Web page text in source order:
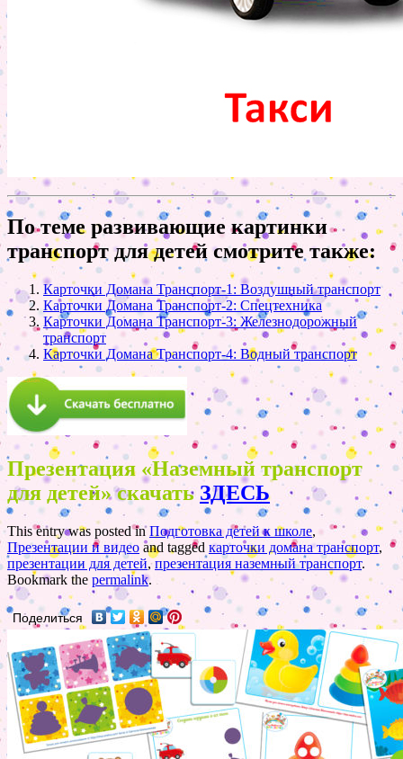
По теме развивающие картинки
транспорт для детей смотрите также:
Карточки Домана Транспорт-1: Воздушный транспорт
Карточки Домана Транспорт-2: Спецтехника
Карточки Домана Транспорт-3: Железнодорожный
транспорт
Карточки Домана Транспорт-4: Водный транспорт
Презентация «Наземный транспорт
для детей» скачать ЗДЕСЬ
This entry was posted inПодготовка детей к школе,
Презентации и видеоand tagged карточки домана транспорт,
презентации для детей,презентация наземный транспорт.
Bookmark the permalink.
Поделиться